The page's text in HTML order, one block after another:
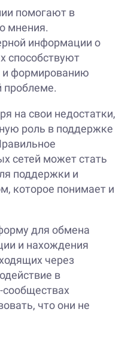
помогают в
мнения.
информации о
способствуют
и формированию
проблеме.
на свои недостатки,
роль в поддержке
сетей может стать
поддержки и
которое понимает и
для обмена
и нахождения
через
в
что они не